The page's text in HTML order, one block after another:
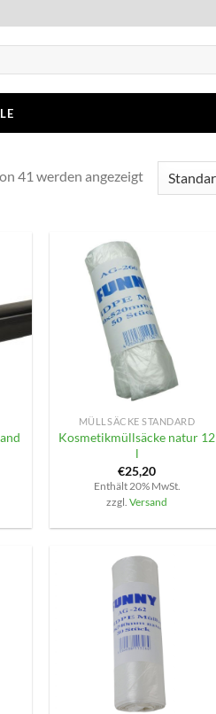
41 werden angezeigt
MÜLLSÄCKE STANDARD
Kosmetikmüllsäcke natur 12
l
€25,20
Enthält 20% MwSt.
zzgl.Versand